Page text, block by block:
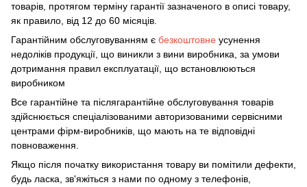
товарів, протягом терміну гарантії зазначеного в описі товару,
як правило, від 12 до 60 місяців.
Гарантійним обслуговуванням є безкоштовне усунення
недоліків продукції, що виникли з вини виробника, за умови
дотримання правил експлуатації, що встановлюються
виробником
Все гарантійне та післягарантійне обслуговування товарів
здійснюється спеціалізованими авторизованими сервісними
центрами фірм-виробників, що мають на те відповідні
повноваження.
Якщо після початку використання товару ви помітили дефекти,
будь ласка, зв'яжіться з нами по одному з телефонів,